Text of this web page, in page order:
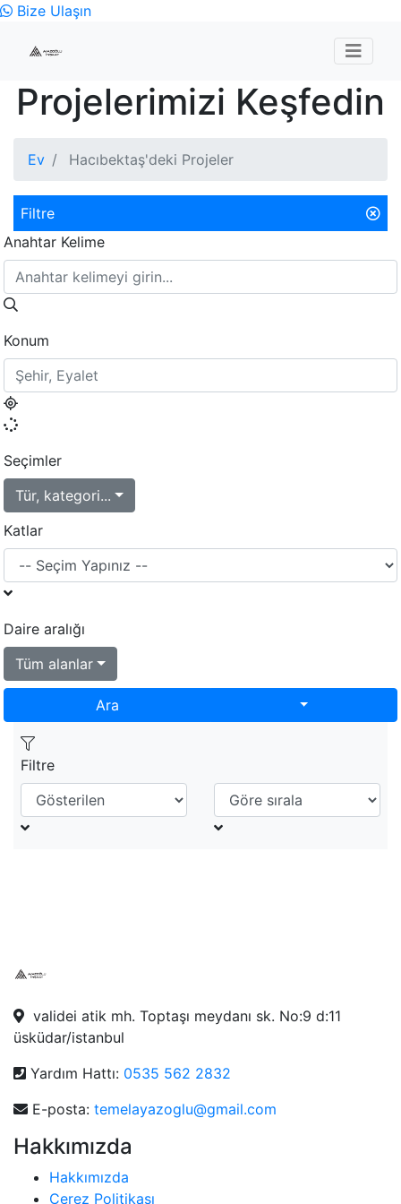
Bize Ulaşın
Projelerimizi Keşfedin
Ev Hacıbektaş'deki Projeler
Filtre
Anahtar Kelime
Konum
Seçimler
Tür, kategori...
Katlar
Daire aralığı
Tüm alanlar
Ara Toggle
Filtre
validei atik mh. Toptaşı meydanı sk. No:9 d:11
üsküdar/istanbul
Yardım Hattı: 0535 562 2832
E-posta: temelayazoglu@gmail.com
Hakkımızda
Hakkımızda
Çerez Politikası